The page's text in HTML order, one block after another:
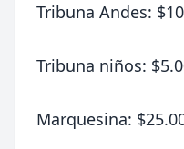
Tribuna Andes:
Tribuna niños:
Marquesina: